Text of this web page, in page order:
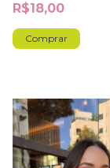
R$18,00
Comprar